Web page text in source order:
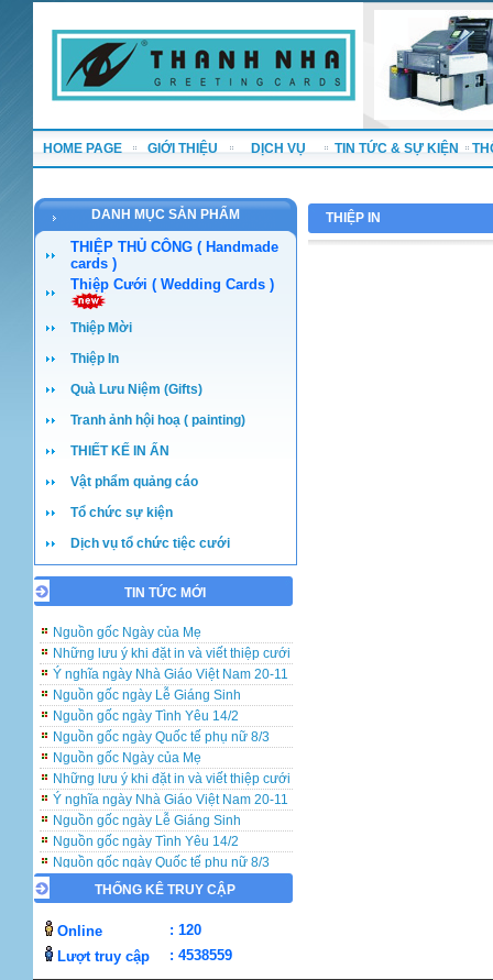
HOME PAGE GIỚI THIỆU DỊCH VỤ TIN TỨC & SỰ KIỆN
DANH MỤC SẢN PHẨM
THIỆP THỦ CÔNG ( Handmade
cards )
Thiệp Cưới ( Wedding Cards )
Thiệp Mời
Thiệp In
Quà Lưu Niệm (Gifts)
Tranh ảnh hội hoạ ( painting)
THIẾT KẾ IN ẤN
Vật phẩm quảng cáo
Tổ chức sự kiện
Dịch vụ tổ chức tiệc cưới
TIN TỨC MỚI
Những lưu ý khi đặt in và viết thiệp cưới
Ý nghĩa ngày Nhà Giáo Việt Nam 20-11
Nguồn gốc ngày Lễ Giáng Sinh
Nguồn gốc ngày Tình Yêu 14/2
Nguồn gốc ngày Quốc tế phụ nữ 8/3
Nguồn gốc Ngày của Mẹ
Những lưu ý khi đặt in và viết thiệp cưới
Ý nghĩa ngày Nhà Giáo Việt Nam 20-11
Nguồn gốc ngày Lễ Giáng Sinh
Nguồn gốc ngày Tình Yêu 14/2
Nguồn gốc ngày Quốc tế phụ nữ 8/3
Nguồn gốc Ngày của Mẹ
Những lưu ý khi đặt in và viết thiệp cưới
Ý nghĩa ngày Nhà Giáo Việt Nam 20-11
Nguồn gốc ngày Lễ Giáng Sinh
Nguồn gốc ngày Tình Yêu 14/2
Nguồn gốc ngày Quốc tế phụ nữ 8/3
Nguồn gốc Ngày của Mẹ
THỐNG KÊ TRUY CẬP
Online
: 120
Lượt truy cập
: 4538559
THIỆP IN